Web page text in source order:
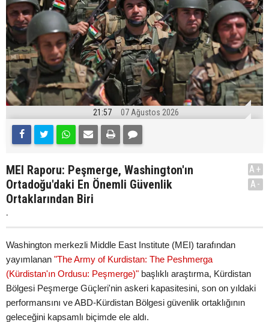
21:57 07 Ağustos 2026
MEI Raporu: Peşmerge, Washington'ın
Ortadoğu'daki En Önemli Güvenlik
Ortaklarından Biri
.
A+
A-
Washington merkezli Middle East Institute (MEI) tarafından
yayımlanan "The Army of Kurdistan: The Peshmerga
(Kürdistan'ın Ordusu: Peşmerge)" başlıklı araştırma, Kürdistan
Bölgesi Peşmerge Güçleri'nin askeri kapasitesini, son on yıldaki
performansını ve ABD-Kürdistan Bölgesi güvenlik ortaklığının
geleceğini kapsamlı biçimde ele aldı.